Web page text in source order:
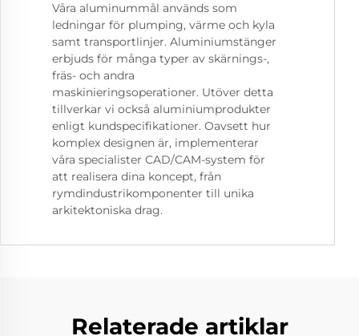
Våra aluminummål används som
ledningar för plumping, värme och kyla
samt transportlinjer. Aluminiumstänger
erbjuds för många typer av skärnings-,
fräs- och andra
maskinieringsoperationer. Utöver detta
tillverkar vi också aluminiumprodukter
enligt kundspecifikationer. Oavsett hur
komplex designen är, implementerar
våra specialister CAD/CAM-system för
att realisera dina koncept, från
rymdindustrikomponenter till unika
arkitektoniska drag.
Relaterade artiklar